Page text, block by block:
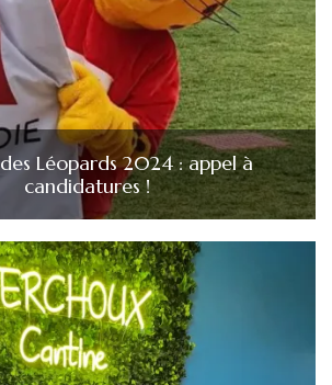
Léopards 2024 : appel à
candidatures !